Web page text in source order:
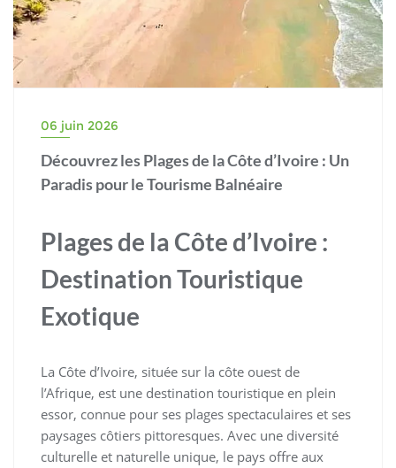
06 juin 2026
Découvrez les Plages de la Côte d’Ivoire : Un
Paradis pour le Tourisme Balnéaire
Plages de la Côte d’Ivoire :
Destination Touristique
Exotique
La Côte d’Ivoire, située sur la côte ouest de
l’Afrique, est une destination touristique en plein
essor, connue pour ses plages spectaculaires et ses
paysages côtiers pittoresques. Avec une diversité
culturelle et naturelle unique, le pays offre aux